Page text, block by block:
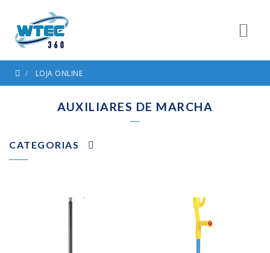
LOJA ONLINE
AUXILIARES DE MARCHA
CATEGORIAS